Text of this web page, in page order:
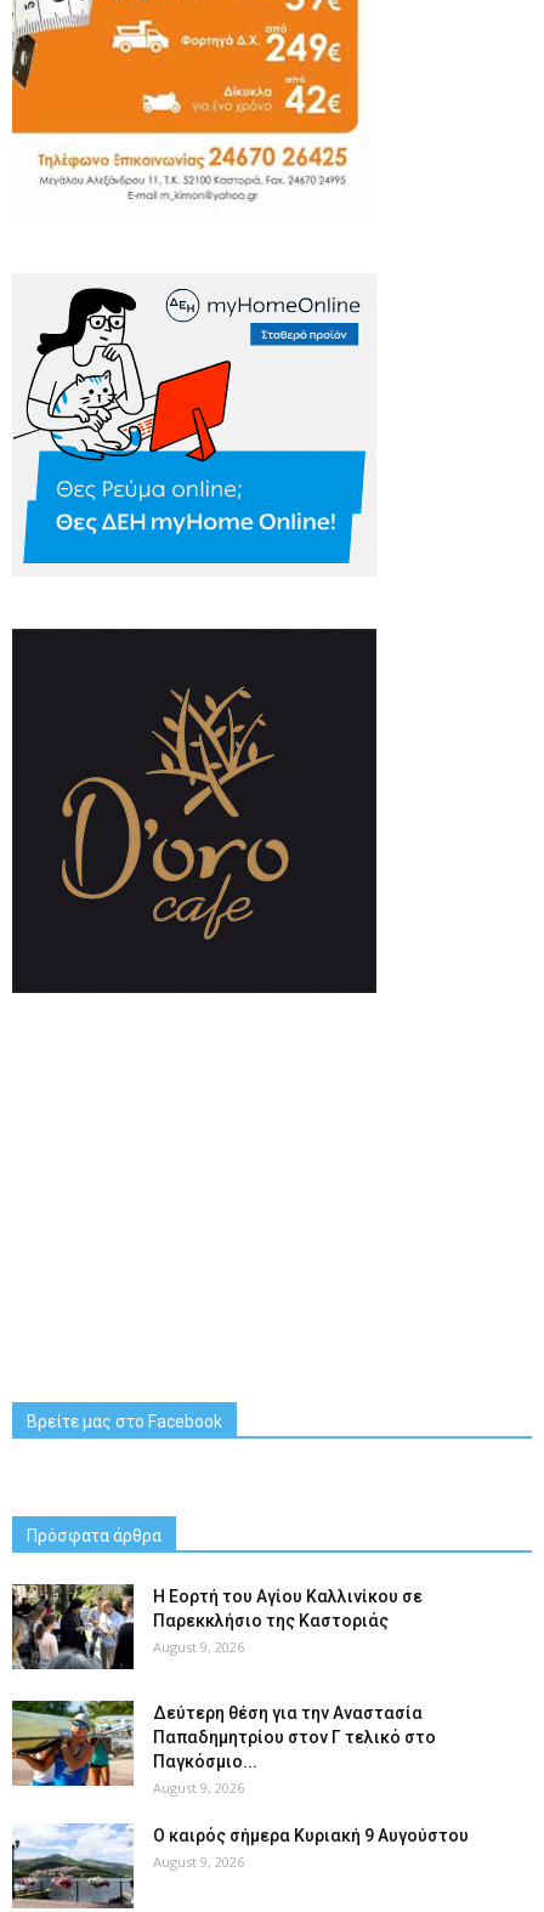
Βρείτε μας στο Facebook
Πρόσφατα άρθρα
H Εορτή του Αγίου Καλλινίκου σε
Παρεκκλήσιο της Καστοριάς
August 9, 2026
Δεύτερη θέση για την Αναστασία
Παπαδημητρίου στον Γ τελικό στο
Παγκόσμιο...
August 9, 2026
Ο καιρός σήμερα Κυριακή 9 Αυγούστου
August 9, 2026